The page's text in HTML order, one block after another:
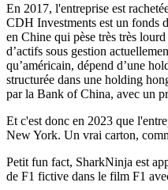
En 2017, l'entreprise est
CDH Investments est un fonds
en Chine qui pèse très très
d’actifs sous gestion
qu’américain, dépend d’une
structurée dans une holding
par la Bank of China, avec un
Et c'est donc en 2023 que
New York. Un vrai carton,
Petit fun fact, SharkNinja est
de F1 fictive dans le film F1